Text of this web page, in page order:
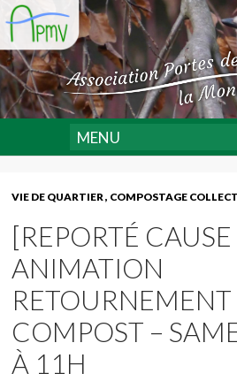
VIE DE QUARTIER COMPOSTAGE
[REPORTÉ
ANIMATION
RETOURNEMENT
COMPOST –
À 11H